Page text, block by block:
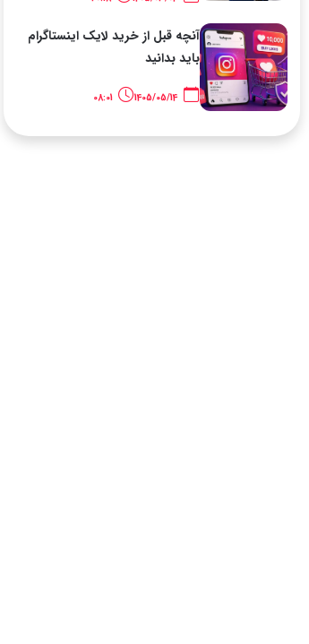
آنچه قبل از خرید لایک اینستاگرام
باید بدانید
1405/05/14
08:01